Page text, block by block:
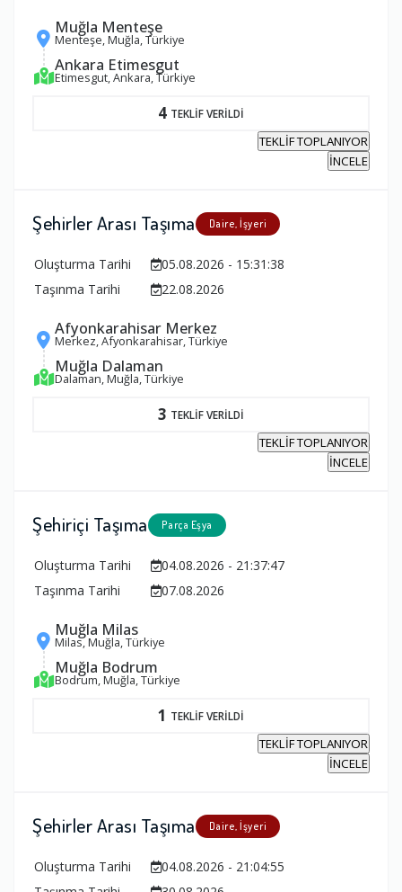
Muğla Menteşe
Menteşe, Muğla, Türkiye
Ankara Etimesgut
Etimesgut, Ankara, Türkiye
4 TEKLİF VERİLDİ
TEKLİF TOPLANIYOR
İNCELE
Şehirler Arası Taşıma Daire, İşyeri
Oluşturma Tarihi
05.08.2026 - 15:31:38
Taşınma Tarihi
22.08.2026
Afyonkarahisar Merkez
Merkez, Afyonkarahisar, Türkiye
Muğla Dalaman
Dalaman, Muğla, Türkiye
3 TEKLİF VERİLDİ
TEKLİF TOPLANIYOR
İNCELE
Şehiriçi Taşıma Parça Eşya
Oluşturma Tarihi
04.08.2026 - 21:37:47
Taşınma Tarihi
07.08.2026
Muğla Milas
Milas, Muğla, Türkiye
Muğla Bodrum
Bodrum, Muğla, Türkiye
1 TEKLİF VERİLDİ
TEKLİF TOPLANIYOR
İNCELE
Şehirler Arası Taşıma Daire, İşyeri
Oluşturma Tarihi
04.08.2026 - 21:04:55